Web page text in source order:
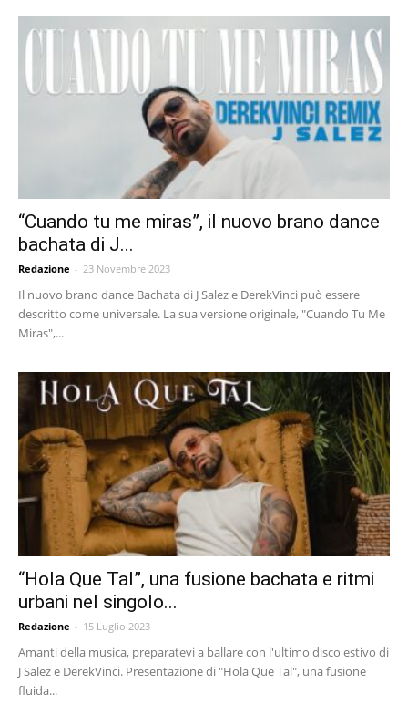
“Cuando tu me miras”, il nuovo brano dance
bachata di J...
Redazione - 23 Novembre 2023
Il nuovo brano dance Bachata di J Salez e DerekVinci può essere
descritto come universale. La sua versione originale, "Cuando Tu Me
Miras",...
“Hola Que Tal”, una fusione bachata e ritmi
urbani nel singolo...
Redazione - 15 Luglio 2023
Amanti della musica, preparatevi a ballare con l'ultimo disco estivo di
J Salez e DerekVinci. Presentazione di "Hola Que Tal", una fusione
fluida...